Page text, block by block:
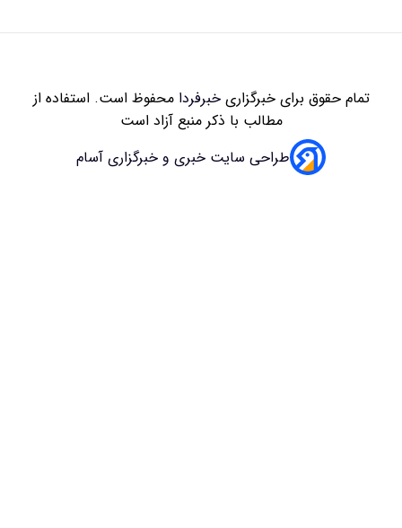
خبرفردامحفوظ است. استفاده از
با ذکر منبع آزاد است
خبری و خبرگزاری آسام